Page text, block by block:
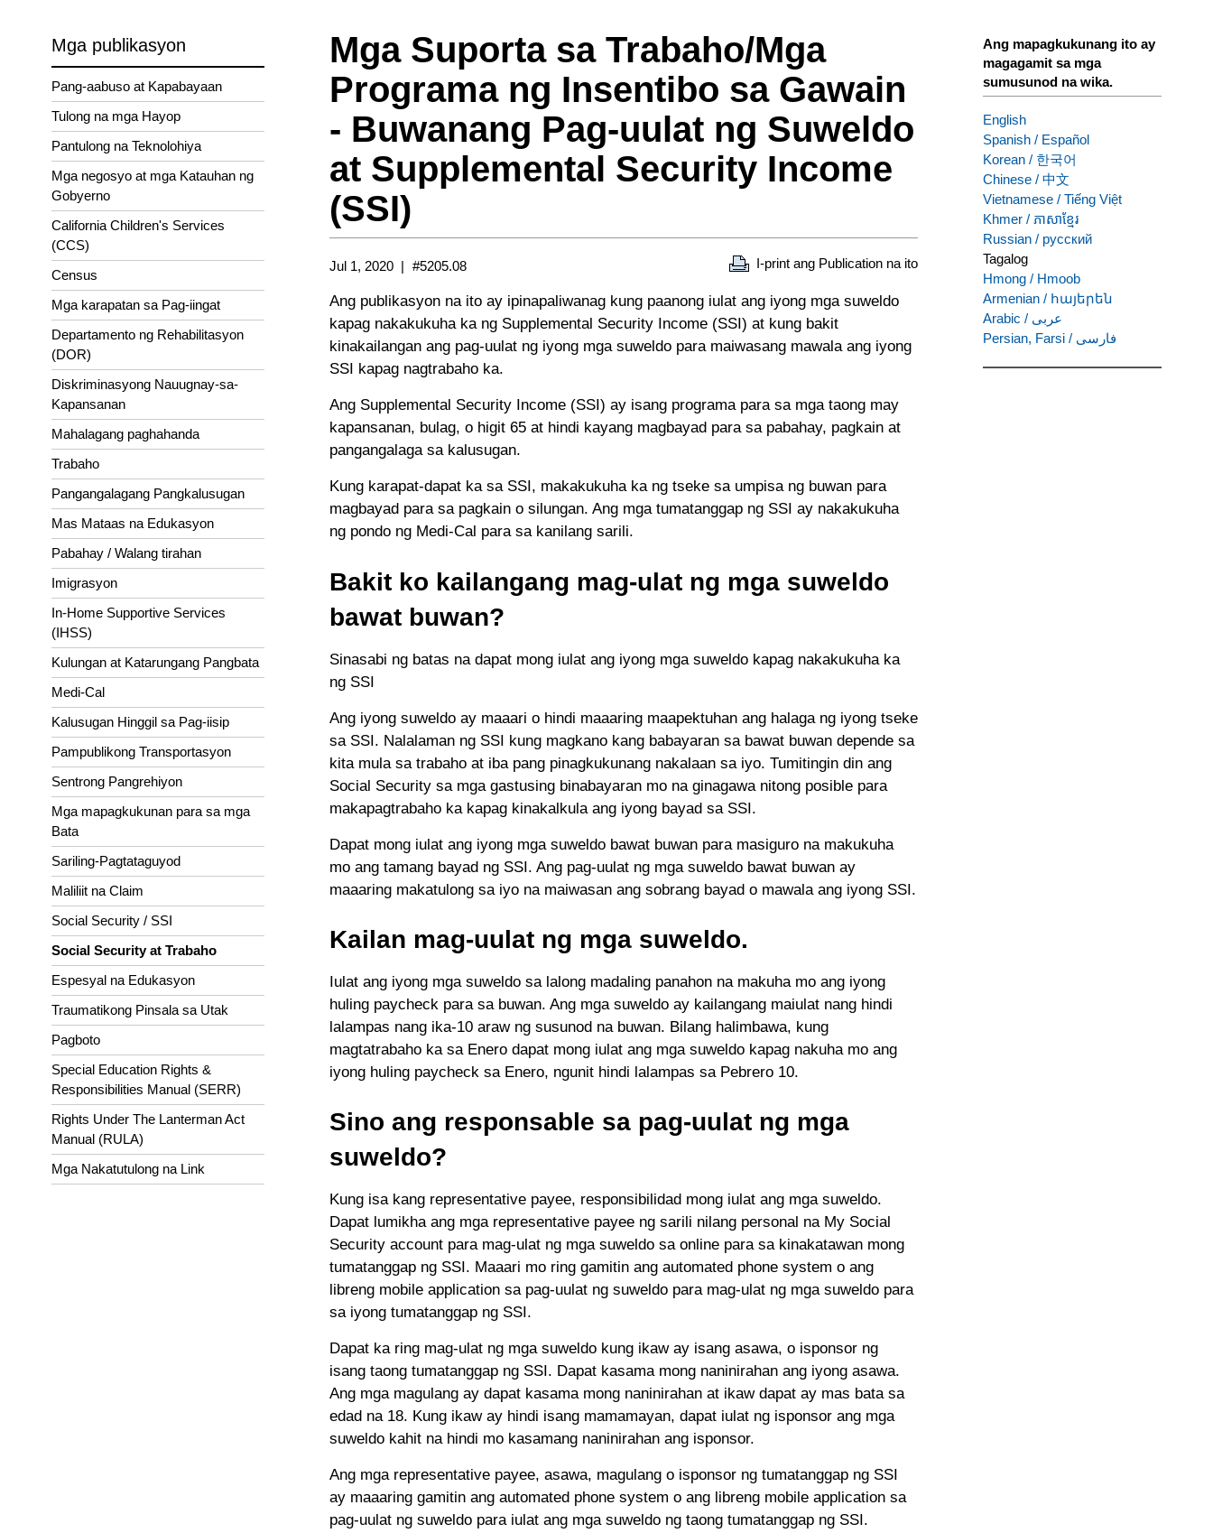
Mga publikasyon
Pang-aabuso at Kapabayaan
Tulong na mga Hayop
Pantulong na Teknolohiya
Mga negosyo at mga Katauhan ng
Gobyerno
California Children's Services
(CCS)
Census
Mga karapatan sa Pag-iingat
Departamento ng Rehabilitasyon
(DOR)
Diskriminasyong Nauugnay-sa-
Kapansanan
Mahalagang paghahanda
Trabaho
Pangangalagang Pangkalusugan
Mas Mataas na Edukasyon
Pabahay / Walang tirahan
Imigrasyon
In-Home Supportive Services
(IHSS)
Kulungan at Katarungang Pangbata
Medi-Cal
Kalusugan Hinggil sa Pag-iisip
Pampublikong Transportasyon
Sentrong Pangrehiyon
Mga mapagkukunan para sa mga
Bata
Sariling-Pagtataguyod
Maliliit na Claim
Social Security / SSI
Social Security at Trabaho
Espesyal na Edukasyon
Traumatikong Pinsala sa Utak
Pagboto
Special Education Rights &
Responsibilities Manual (SERR)
Rights Under The Lanterman Act
Manual (RULA)
Mga Nakatutulong na Link
Mga Suporta sa Trabaho/Mga
Programa ng Insentibo sa Gawain
- Buwanang Pag-uulat ng Suweldo
at Supplemental Security Income
(SSI)
Jul 1, 2020 #5205.08 I-print ang Publication na ito
Ang publikasyon na ito ay ipinapaliwanag kung paanong iulat ang iyong mga suweldo
kapag nakakukuha ka ng Supplemental Security Income (SSI) at kung bakit
kinakailangan ang pag-uulat ng iyong mga suweldo para maiwasang mawala ang iyong
SSI kapag nagtrabaho ka.
Ang Supplemental Security Income (SSI) ay isang programa para sa mga taong may
kapansanan, bulag, o higit 65 at hindi kayang magbayad para sa pabahay, pagkain at
pangangalaga sa kalusugan.
Kung karapat-dapat ka sa SSI, makakukuha ka ng tseke sa umpisa ng buwan para
magbayad para sa pagkain o silungan. Ang mga tumatanggap ng SSI ay nakakukuha
ng pondo ng Medi-Cal para sa kanilang sarili.
Bakit ko kailangang mag-ulat ng mga suweldo
bawat buwan?
Sinasabi ng batas na dapat mong iulat ang iyong mga suweldo kapag nakakukuha ka
ng SSI
Ang iyong suweldo ay maaari o hindi maaaring maapektuhan ang halaga ng iyong tseke
sa SSI. Nalalaman ng SSI kung magkano kang babayaran sa bawat buwan depende sa
kita mula sa trabaho at iba pang pinagkukunang nakalaan sa iyo. Tumitingin din ang
Social Security sa mga gastusing binabayaran mo na ginagawa nitong posible para
makapagtrabaho ka kapag kinakalkula ang iyong bayad sa SSI.
Dapat mong iulat ang iyong mga suweldo bawat buwan para masiguro na makukuha
mo ang tamang bayad ng SSI. Ang pag-uulat ng mga suweldo bawat buwan ay
maaaring makatulong sa iyo na maiwasan ang sobrang bayad o mawala ang iyong SSI.
Kailan mag-uulat ng mga suweldo.
Iulat ang iyong mga suweldo sa lalong madaling panahon na makuha mo ang iyong
huling paycheck para sa buwan. Ang mga suweldo ay kailangang maiulat nang hindi
lalampas nang ika-10 araw ng susunod na buwan. Bilang halimbawa, kung
magtatrabaho ka sa Enero dapat mong iulat ang mga suweldo kapag nakuha mo ang
iyong huling paycheck sa Enero, ngunit hindi lalampas sa Pebrero 10.
Sino ang responsable sa pag-uulat ng mga
suweldo?
Kung isa kang representative payee, responsibilidad mong iulat ang mga suweldo.
Dapat lumikha ang mga representative payee ng sarili nilang personal na My Social
Security account para mag-ulat ng mga suweldo sa online para sa kinakatawan mong
tumatanggap ng SSI. Maaari mo ring gamitin ang automated phone system o ang
libreng mobile application sa pag-uulat ng suweldo para mag-ulat ng mga suweldo para
sa iyong tumatanggap ng SSI.
Dapat ka ring mag-ulat ng mga suweldo kung ikaw ay isang asawa, o isponsor ng
isang taong tumatanggap ng SSI. Dapat kasama mong naninirahan ang iyong asawa.
Ang mga magulang ay dapat kasama mong naninirahan at ikaw dapat ay mas bata sa
edad na 18. Kung ikaw ay hindi isang mamamayan, dapat iulat ng isponsor ang mga
suweldo kahit na hindi mo kasamang naninirahan ang isponsor.
Ang mga representative payee, asawa, magulang o isponsor ng tumatanggap ng SSI
ay maaaring gamitin ang automated phone system o ang libreng mobile application sa
pag-uulat ng suweldo para iulat ang mga suweldo ng taong tumatanggap ng SSI.
Ang mapagkukunang ito ay
magagamit sa mga
sumusunod na wika.
English
Spanish / Español
Korean / 한국어
Chinese / 中文
Vietnamese / Tiếng Việt
Khmer / ភាសាខ្មែរ
Russian / русский
Tagalog
Hmong / Hmoob
Armenian / հայերեն
Arabic / عربى
Persian, Farsi / فارسی